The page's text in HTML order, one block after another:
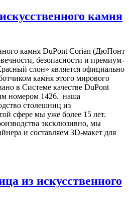
камня
камня DuPont Corian (ДюПонт
безопасности и премиум-
слон» является официально
камня этого мирового
в Системе качестве DuPont
номером 1426. наша
столешниц из
сфере мы уже более 15 лет.
эксклюзивно, мы
и составляем 3D-макет для
из искусственного